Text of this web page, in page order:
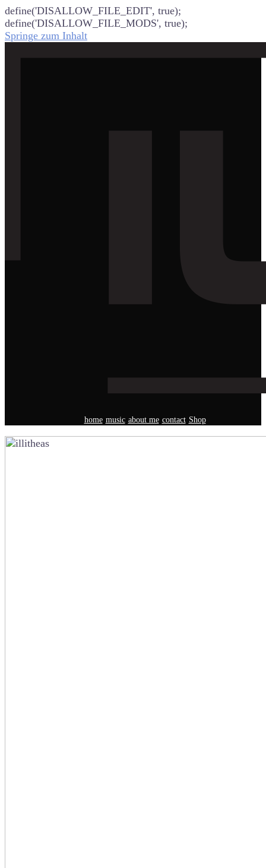
define('DISALLOW_FILE_EDIT', true);
define('DISALLOW_FILE_MODS', true);
Springe zum Inhalt
home music about me contact Shop